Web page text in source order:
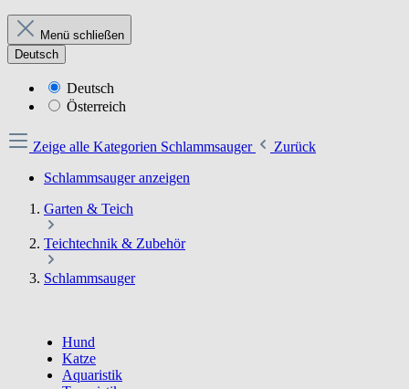
Menü schließen
Deutsch
Deutsch
Österreich
Zeige alle Kategorien Schlammsauger
Zurück
Schlammsauger anzeigen
Garten & Teich
Teichtechnik & Zubehör
Schlammsauger
Hund
Katze
Aquaristik